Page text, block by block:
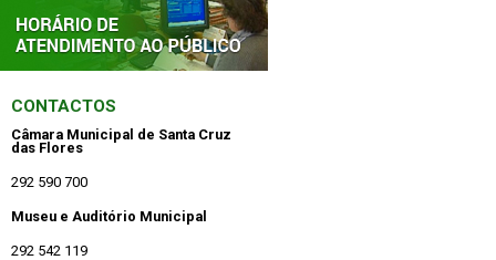
CONTACTOS
Câmara Municipal de Santa Cruz
das Flores
292 590 700
Museu e Auditório Municipal
292 542 119